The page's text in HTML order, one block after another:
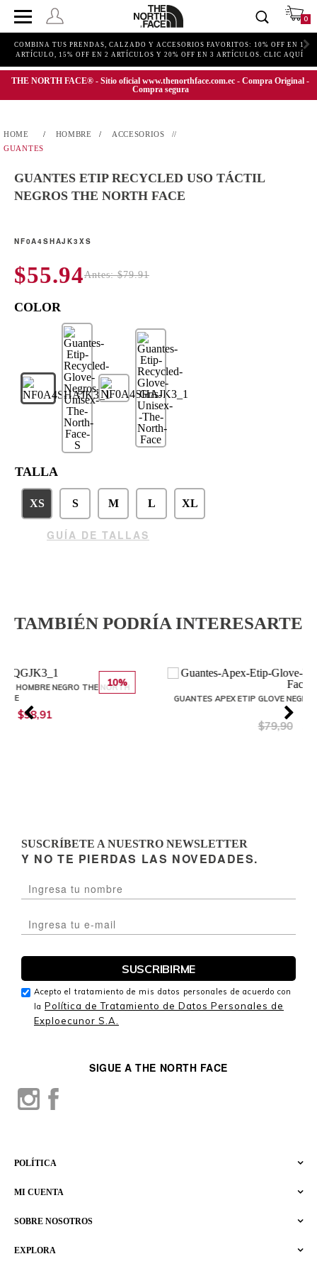
0
COMBINA TUS PRENDAS, CALZADO Y ACCESORIOS FAVORITOS: 10% OFF EN 1
ARTÍCULO, 15% OFF EN 2 ARTÍCULOS Y 20% OFF EN 3 ARTÍCULOS. CLIC AQUÍ
THE NORTH FACE® - Sitio oficial www.thenorthface.com.ec - Compra Original -
Compra segura
HOMBRE
ACCESORIOS
GUANTES
GUANTES ETIP RECYCLED USO TÁCTIL
NEGROS THE NORTH FACE
NF0A4SHAJK3XS
$55.94Antes: $79.91
TALLA
XS S M L XL
GUÍA DE TALLAS
TAMBIÉN PODRÍA INTERESARTE
10% 10%
GUANTES APEX ETIP GLOVE NEGRO HOMBRE THE NORTH FACE
EXPLORA
SOBRE NOSOTROS
MI CUENTA
POLÍTICA
SIGUE A THE NORTH FACE
SUSCRÍBETE A NUESTRO NEWSLETTER
Y NO TE PIERDAS LAS NOVEDADES.
Acepto el tratamiento de mis datos personales de acuerdo con
la Política de Tratamiento de Datos Personales de
Exploecunor S.A.